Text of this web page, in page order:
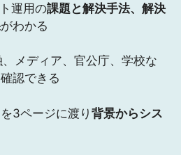
運用の課題と解決手法、解決
がわかる
、メディア、官公庁、学校な
認できる
3ページに渡り 背景からシス